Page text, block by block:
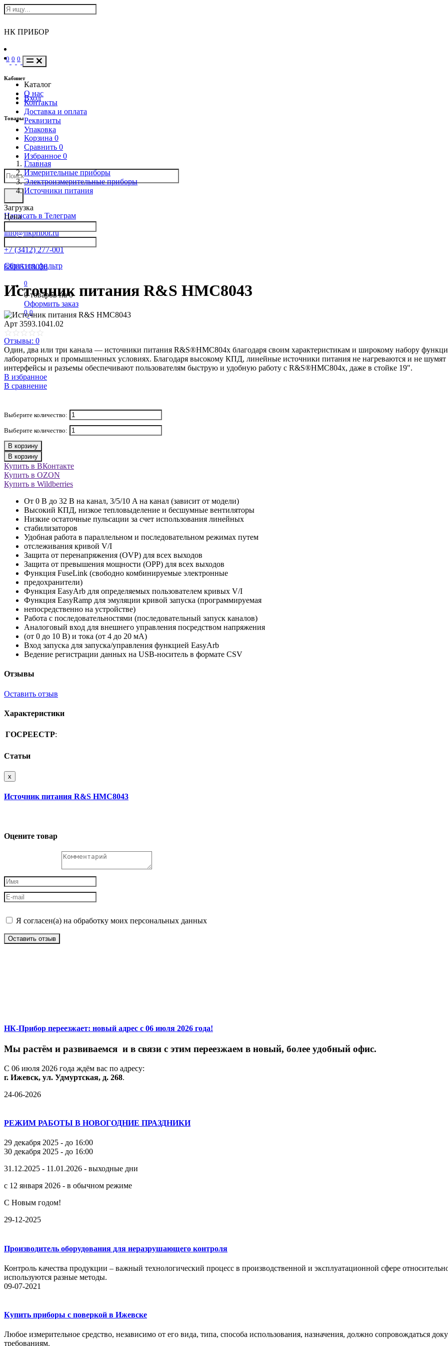
НК ПРИБОР
Кабинет
Вход
Товары
Корзина 0
Сравнить 0
Избранное 0
Написать в Телеграм
info@nkpribor.ru
+7 (3412) 277-001
88005118036
0
0 товаров на0
Оформить заказ
0 0
0 0 0
Каталог
О нас
Контакты
Доставка и оплата
Реквизиты
Упаковка
Главная
Измерительные приборы
Электроизмерительные приборы
Источники питания
Загрузка
Цена
Сбросить фильтр
Источник питания R&S HMC8043
Арт 3593.1041.02
Отзывы: 0
Один, два или три канала — источники питания R&S®HMC804x благодаря своим характеристикам и широкому набору
лабораторных и промышленных условиях. Благодаря высокому КПД, линейные источники питания не нагреваются и не
интерфейсы и разъемы обеспечивают пользователям быструю и удобную работу с R&S®HMC804x, даже в стойке 19".
В избранное
В сравнение
Выберите количество:
Выберите количество:
В корзину
В корзину
Купить в ВКонтакте
Купить в OZON
Купить в Wildberries
От 0 В до 32 В на канал, 3/5/10 A на канал (зависит от модели)
Высокий КПД, низкое тепловыделение и бесшумные вентиляторы
Низкие остаточные пульсации за счет использования линейных
стабилизаторов
Удобная работа в параллельном и последовательном режимах путем
отслеживания кривой V/I
Защита от перенапряжения (OVP) для всех выходов
Защита от превышения мощности (OPP) для всех выходов
Функция FuseLink (свободно комбинируемые электронные
предохранители)
Функция EasyArb для определяемых пользователем кривых V/I
Функция EasyRamp для эмуляции кривой запуска (программируемая
непосредственно на устройстве)
Работа с последовательностями (последовательный запуск каналов)
Аналоговый вход для внешнего управления посредством напряжения
(от 0 до 10 В) и тока (от 4 до 20 мА)
Вход запуска для запуска/управления функцией EasyArb
Ведение регистрации данных на USB-носитель в формате CSV
Отзывы
Оставить отзыв
Характеристики
ГОСРЕЕСТР:
Статьи
x
Источник питания R&S HMC8043
Оцените товар
Я согласен(а) на обработку моих персональных данных
Оставить отзыв
НК-Прибор переезжает: новый адрес с 06 июля 2026 года!
Мы растём и развиваемся и в связи с этим переезжаем в новый, более удобный офис.
С 06 июля 2026 года ждём вас по адресу:
г. Ижевск, ул. Удмуртская, д. 268.
24-06-2026
РЕЖИМ РАБОТЫ В НОВОГОДНИЕ ПРАЗДНИКИ
29 декабря 2025 - до 16:00
30 декабря 2025 - до 16:00
31.12.2025 - 11.01.2026 - выходные дни
с 12 января 2026 - в обычном режиме
С Новым годом!
29-12-2025
Производитель оборудования для неразрушающего контроля
Контроль качества продукции – важный технологический процесс в производственной и эксплуатационной сфере
используются разные методы.
09-07-2021
Купить приборы с поверкой в Ижевске
Любое измерительное средство, независимо от его вида, типа, способа использования, назначения, должно сопровождаться
требованиям.